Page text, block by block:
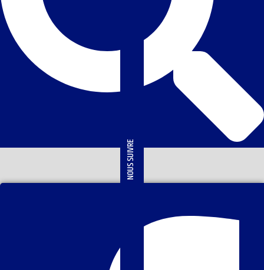
NOUS SUIVRE